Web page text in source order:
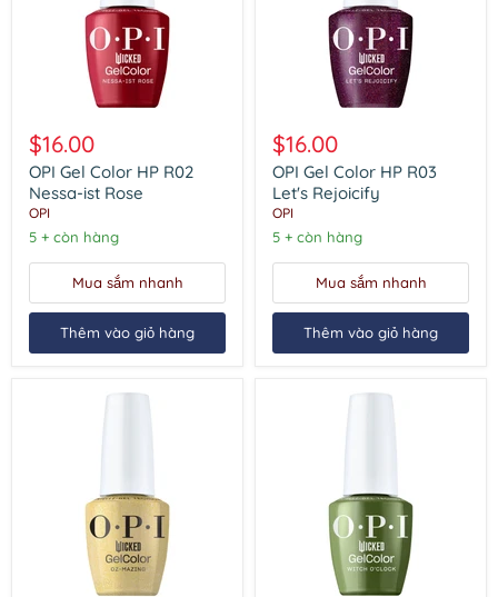
Gel
Color
HP
R02
Nessa-
ist
Rose
$16.00
OPI Gel Color HP R02
Nessa-ist Rose
OPI
5 + còn hàng
Mua sắm nhanh
Thêm vào giỏ hàng
Gel
Color
HP
R03
Let's
Rejoicify
$16.00
OPI Gel Color HP R03
Let's Rejoicify
OPI
5 + còn hàng
Mua sắm nhanh
Thêm vào giỏ hàng